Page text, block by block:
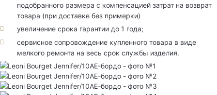
подобранного размера с компенсацией затрат на возврат
товара (при доставке без примерки)
увеличение срока гарантии до 1 года;
сервисное сопровождение купленного товара в виде
мелкого ремонта на весь срок службы изделия.